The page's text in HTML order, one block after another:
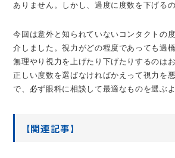
ありません。しかし、過度に度数を下げる
今回は意外と知られていないコンタクトの
介しました。視力がどの程度であっても過
無理やり視力を上げたり下げたりするのは
正しい度数を選ばなければかえって視力を
で、必ず眼科に相談して最適なものを選ぶ
【関連記事】